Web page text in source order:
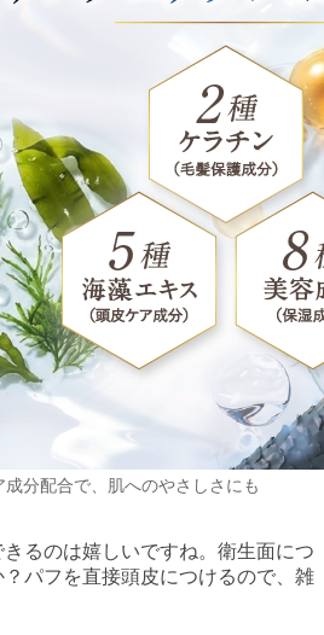
分配合で、肌へのやさしさにも
きるのは嬉しいですね。衛生面につ
パフを直接頭皮につけるので、雑